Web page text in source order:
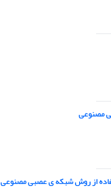
مصنوعی
از روش شبکه ی عصبی مصنوعی